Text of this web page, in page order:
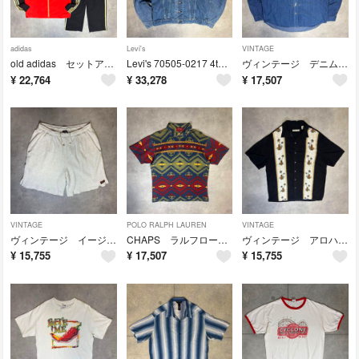
adidas
old adidas セットアップ トラックジャケット ベンフィカ 上下 名門
¥ 22,764
Levi's
Levi's 70505-0217 4th Gジャン 90s USA製 短丈
¥ 33,278
VINTAGE
ヴィンテージ デニムシャツ 2nd ドーナツボタン フラップポケット 90s
¥ 17,507
VINTAGE
ヴィンテージ イージーショーツ サーマル ワッフル ドローコード コットン100
¥ 15,755
POLO RALPH LAUREN
CHAPS ラルフローレン ポロシャツ 90s ネイティブ オルテガ 鹿の子
¥ 17,507
VINTAGE
ヴィンテージ アロハシャツ 縦パネル パイナップル ヤシの木 レーヨン ボックス
¥ 15,755